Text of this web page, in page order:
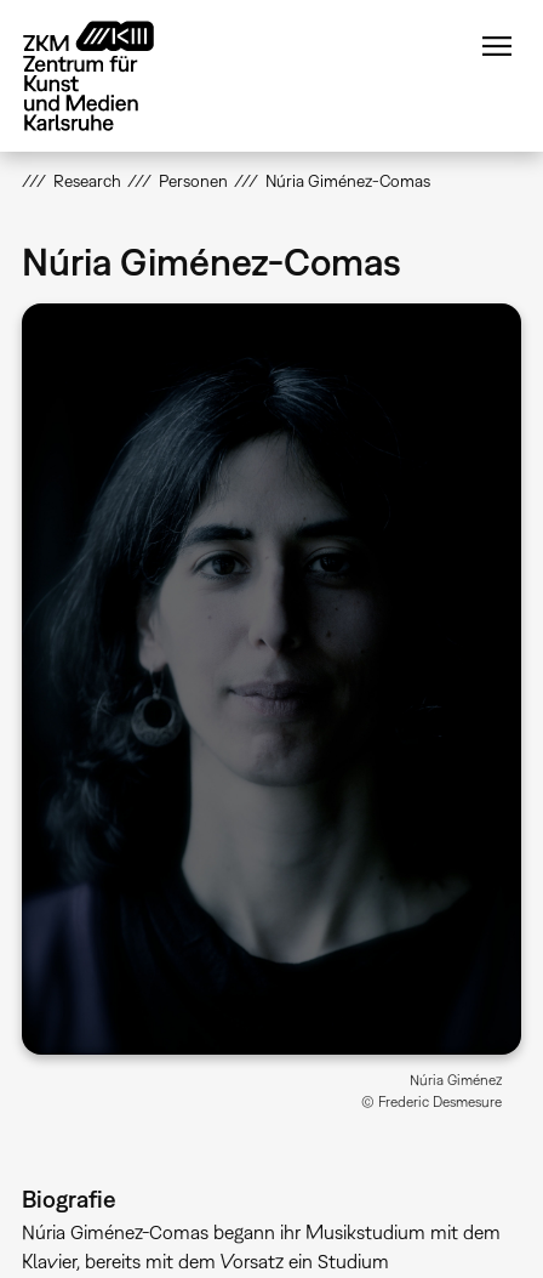
zum
Inhalt
Research Personen Núria Giménez-Comas
Núria Giménez-Comas
Núria Giménez
© Frederic Desmesure
Biografie
Núria Giménez-Comas begann ihr Musikstudium mit dem
Klavier, bereits mit dem Vorsatz ein Studium